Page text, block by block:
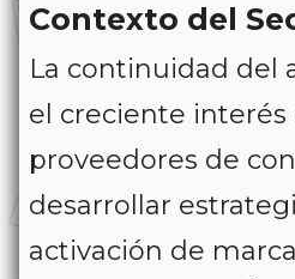
Contexto del
La continuidad del
el creciente interés
proveedores de
desarrollar
activación de